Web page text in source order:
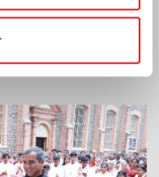
del «Lumen